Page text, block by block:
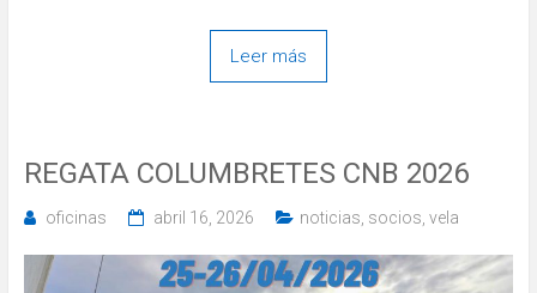
Leer más
REGATA COLUMBRETES CNB 2026
oficinas abril 16, 2026 noticias, socios, vela